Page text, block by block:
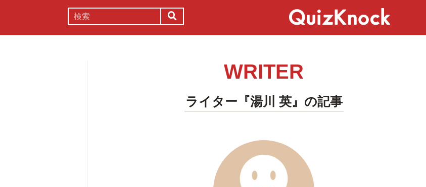
WRITER
ライター『湯川 英』の記事